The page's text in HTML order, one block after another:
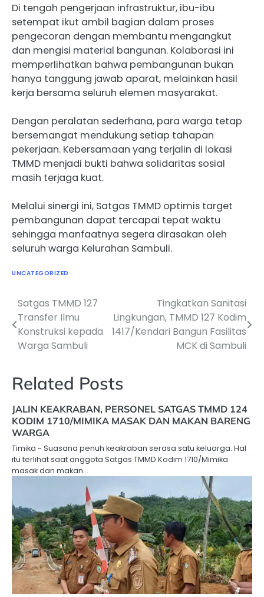
Di tengah pengerjaan infrastruktur, ibu-ibu
setempat ikut ambil bagian dalam proses
pengecoran dengan membantu mengangkut
dan mengisi material bangunan. Kolaborasi ini
memperlihatkan bahwa pembangunan bukan
hanya tanggung jawab aparat, melainkan hasil
kerja bersama seluruh elemen masyarakat.
Dengan peralatan sederhana, para warga tetap
bersemangat mendukung setiap tahapan
pekerjaan. Kebersamaan yang terjalin di lokasi
TMMD menjadi bukti bahwa solidaritas sosial
masih terjaga kuat.
Melalui sinergi ini, Satgas TMMD optimis target
pembangunan dapat tercapai tepat waktu
sehingga manfaatnya segera dirasakan oleh
seluruh warga Kelurahan Sambuli.
UNCATEGORIZED
Navigasi
pos
Satgas TMMD 127
Transfer Ilmu
Konstruksi kepada
Warga Sambuli
Tingkatkan Sanitasi
Lingkungan, TMMD 127 Kodim
1417/Kendari Bangun Fasilitas
MCK di Sambuli
Related Posts
JALIN KEAKRABAN, PERSONEL SATGAS TMMD 124
KODIM 1710/MIMIKA MASAK DAN MAKAN BARENG
WARGA
Timika ~ Suasana penuh keakraban serasa satu keluarga. Hal
itu terlihat saat anggota Satgas TMMD Kodim 1710/Mimika
masak dan makan…